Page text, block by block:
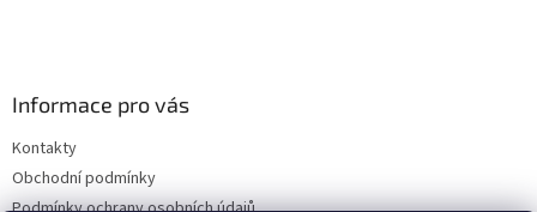
Informace pro vás
Kontakty
Obchodní podmínky